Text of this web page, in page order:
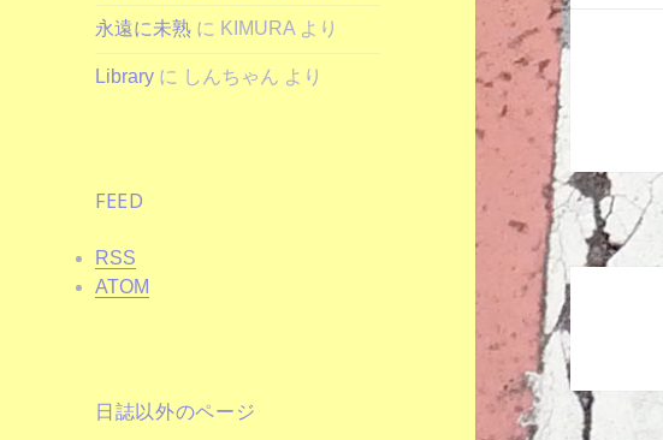
永遠に未熟 に KIMURA より
Library に しんちゃん より
FEED
RSS
ATOM
日誌以外のページ
ゲ
ー